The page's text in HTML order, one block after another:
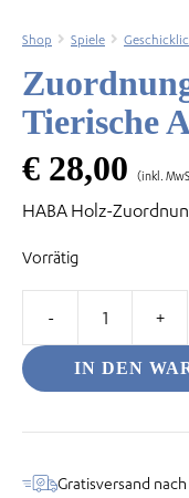
Shop Spiele
Tierische
€ 28,00 (inkl.
HABA Holz-
Vorrätig
IN DEN
Gratisversand